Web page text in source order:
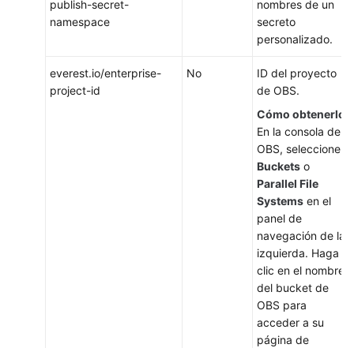
publish-secret-
namespace
nombres de un
secreto
personalizado.
everest.io/enterprise-
project-id
No
ID del proyecto
de OBS.
Cómo obtenerlo
En la consola de
OBS, seleccione
Buckets o
Parallel File
Systems en el
panel de
navegación de la
izquierda. Haga
clic en el nombre
del bucket de
OBS para
acceder a su
página de